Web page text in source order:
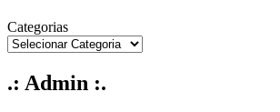
Categorias
.: Admin :.